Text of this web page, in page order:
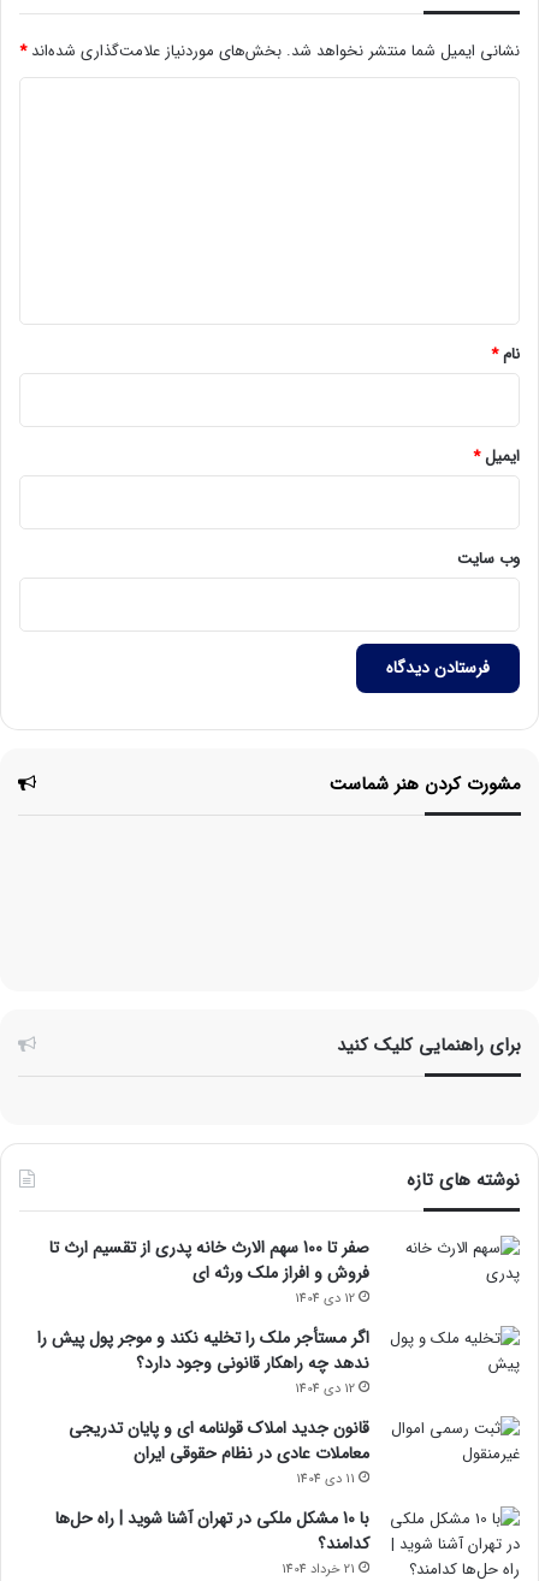
نشانی ایمیل شما منتشر نخواهد شد. بخش‌های موردنیاز علامت‌گذاری شده‌اند*
نام*
ایمیل*
وب‌ سایت
مشورت کردن هنر شماست
برای راهنمایی کلیک کنید
نوشته های تازه
صفر تا 100 سهم الارث خانه پدری از تقسیم ارث تا
فروش و افراز ملک ورثه ای
12 دی 1404
اگر مستأجر ملک را تخلیه نکند و موجر پول پیش را
ندهد چه راهکار قانونی وجود دارد؟
12 دی 1404
قانون جدید املاک قولنامه ای و پایان تدریجی
معاملات عادی در نظام حقوقی ایران
11 دی 1404
با 10 مشکل ملکی در تهران آشنا شوید | راه حل‌ها
کدامند؟
21 خرداد 1404